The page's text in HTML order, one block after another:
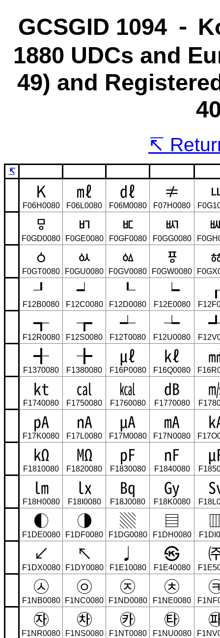
GCSGID 1094 ⁃
1880 UDCs and
49) and
↸
K
F06H0080
㎖
F06L0080
㎗
F06M0080
≠
F07H0080
ㅱ
F0GD0080
ㅲ
F0GE0080
ㅳ
F0GF0080
ㅴ
F0GG0080
ㆁ
F0GT0080
ㆂ
F0GU0080
ㆃ
F0GV0080
ㆄ
F0GW0080
┚
F12B0080
┙
F12C0080
┖
F12D0080
┕
F12E0080
┱
F12R0080
┲
F12S0080
┵
F12T0080
┶
F12U0080
╉
F1370080
╊
F1380080
㎕
F16P0080
㎘
F16Q0080
㏏
F1740080
㎈
F1750080
㎉
F1760080
㏈
F1770080
㎀
F17K0080
㎁
F17L0080
㎂
F17M0080
㎃
F17N0080
㏀
F1810080
㏁
F1820080
㎊
F1830080
㎋
F1840080
㏐
F18H0080
㏓
F18I0080
㏃
F18J0080
㏉
F18K0080
◐
F1DE0080
◑
F1DF0080
▒
F1DG0080
▤
F1DH0080
↙
F1DX0080
↖
F1DY0080
♩
F1E10080
㉿
F1E40080
㉦
F1NB0080
㉧
F1NC0080
㉨
F1ND0080
㉩
F1NE0080
㉶
F1NR0080
㉷
F1NS0080
㉸
F1NT0080
㉹
F1NU0080